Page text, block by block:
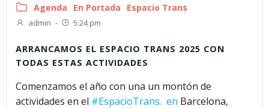
Agenda En Portada Espacio Trans
admin - 5:24 pm
ARRANCAMOS EL ESPACIO TRANS 2025 CON
TODAS ESTAS ACTIVIDADES
Comenzamos el año con una un montón de
actividades en el #EspacioTrans. en Barcelona,